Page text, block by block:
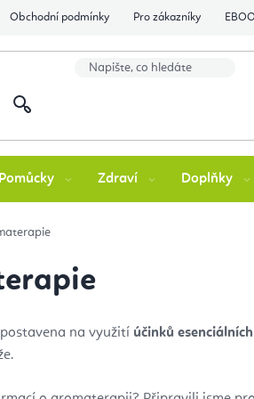
Obchodní podmínky Pro zákazníky
Pomůcky Zdraví Doplňky
na využití účinků